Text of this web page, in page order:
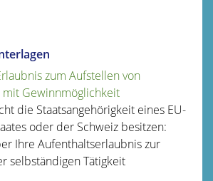
zum Aufstellen von
mit Gewinnmöglichkeit
die Staatsangehörigkeit eines EU-
oder der Schweiz besitzen:
Ihre Aufenthaltserlaubnis zur
selbständigen Tätigkeit